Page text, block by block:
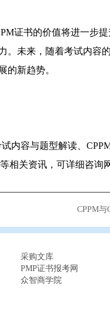
证书的价值将进一步
。未来，随着考试内容
的新趋势。
内容与题型解读、
相关资讯，可详细咨询
CPPM
采购文库
PMP证书报考网
众智商学院